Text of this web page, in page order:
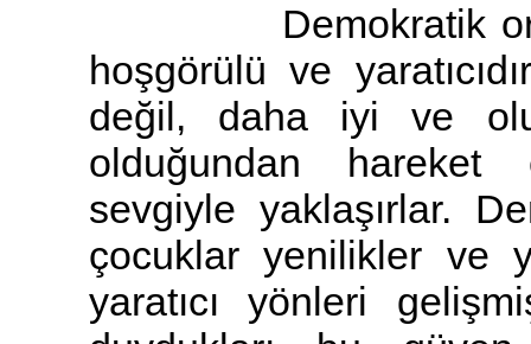
Demokratik
hoşgörülü ve
değil, daha iyi ve
olduğundan hareket
sevgiyle yaklaşırlar.
çocuklar yenilikler ve
yaratıcı yönleri